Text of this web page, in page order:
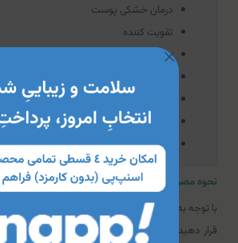
درمان خشکی پوست
تقویت کننده
موثر در لطافت و شادابی پوست
کاهش التهاب، قرمزی، خارش و ترک
جلوگیری از خشکی و ضخیم شدن پوست
فاقد چربی، پارابن و مواد نگهدارنده
سرعت جذب بالا
نحوه مصرف کرم مرطوب‌کننده و آبرسان پوست خشک
با توجه به میزان
قرار دهید و تا زمانی‌که جذب شود، پوست را به